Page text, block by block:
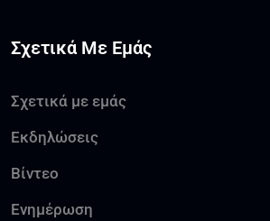
Σχετικά Με Εμάς
Σχετικά με εμάς
Εκδηλώσεις
Βίντεο
Ενημέρωση